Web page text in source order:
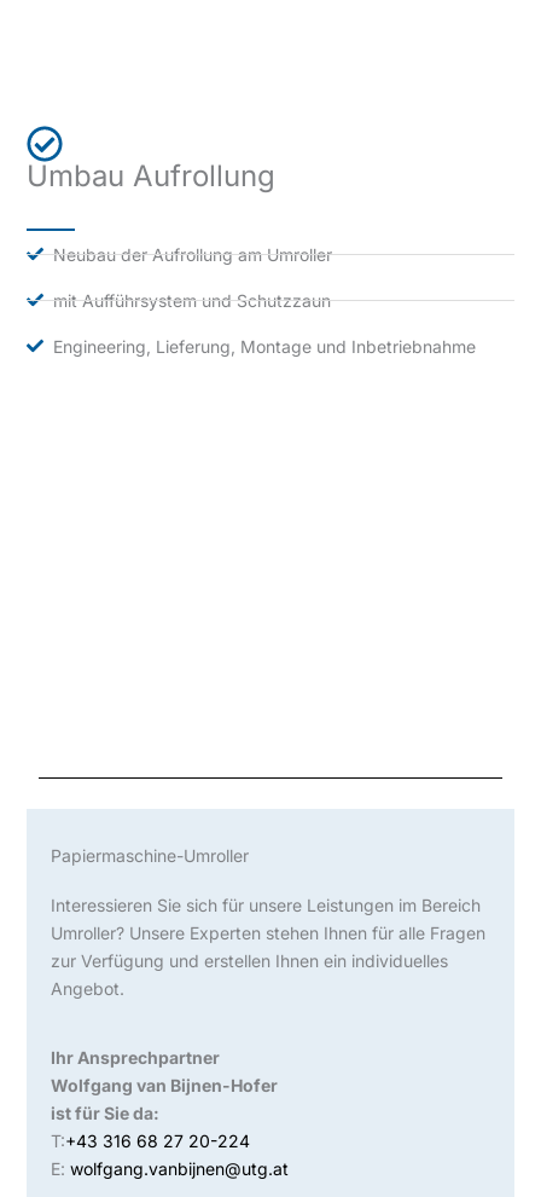
Umbau Aufrollung
Neubau der Aufrollung am Umroller
mit Aufführsystem und Schutzzaun
Engineering, Lieferung, Montage und Inbetriebnahme
Papiermaschine-Umroller
Interessieren Sie sich für unsere Leistungen im Bereich
Umroller? Unsere Experten stehen Ihnen für alle Fragen
zur Verfügung und erstellen Ihnen ein individuelles
Angebot.
Ihr Ansprechpartner
Wolfgang van Bijnen-Hofer
ist für Sie da:
T:+43 316 68 27 20-224
E: wolfgang.vanbijnen@utg.at